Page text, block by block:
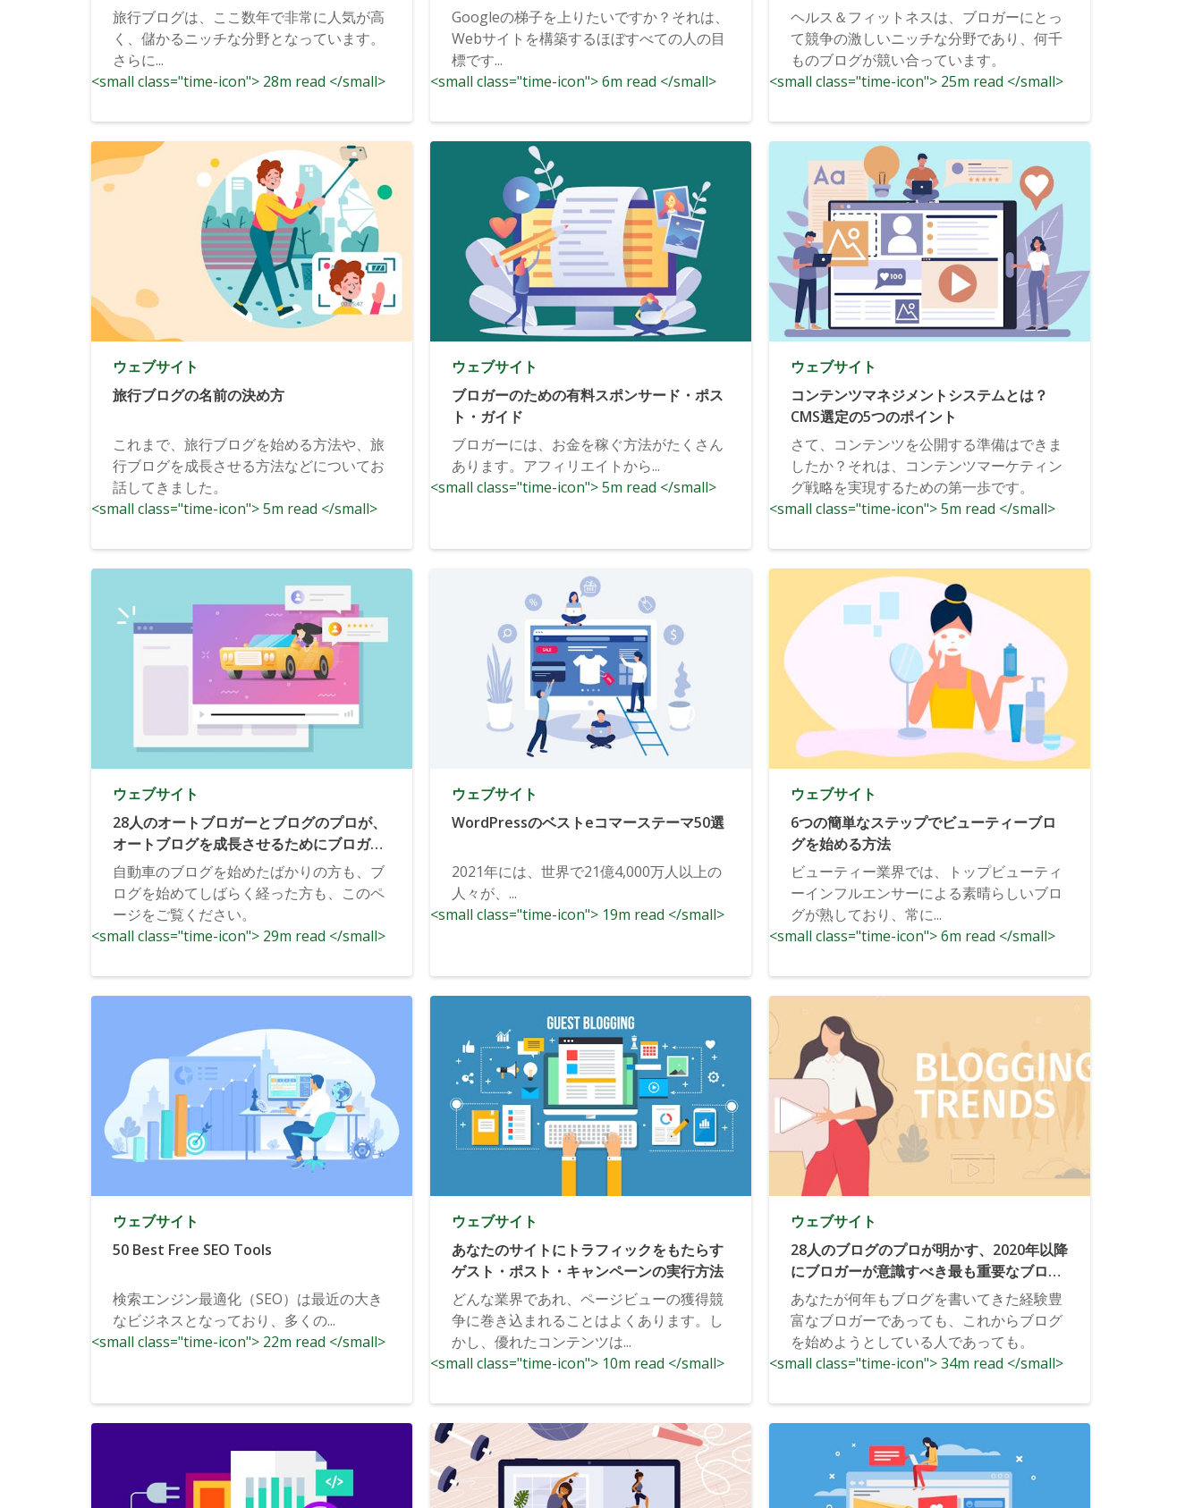
旅行ブログは、ここ数年で非常に人気が高
く、儲かるニッチな分野となっています。
さらに...
<small class="time-icon"> 28m read </small>
Googleの梯子を上りたいですか？それは、
Webサイトを構築するほぼすべての人の目
標です...
<small class="time-icon"> 6m read </small>
めにブロガーができる1つのことを紹介し
ます。
ヘルス＆フィットネスは、ブロガーにとっ
て競争の激しいニッチな分野であり、何千
ものブログが競い合っています。
<small class="time-icon"> 25m read </small>
ウェブサイト
旅行ブログの名前の決め方
これまで、旅行ブログを始める方法や、旅
行ブログを成長させる方法などについてお
話してきました。
<small class="time-icon"> 5m read </small>
ウェブサイト
ブロガーのための有料スポンサード・ポス
ト・ガイド
ブロガーには、お金を稼ぐ方法がたくさん
あります。アフィリエイトから...
<small class="time-icon"> 5m read </small>
ウェブサイト
コンテンツマネジメントシステムとは？
CMS選定の5つのポイント
さて、コンテンツを公開する準備はできま
したか？それは、コンテンツマーケティン
グ戦略を実現するための第一歩です。
<small class="time-icon"> 5m read </small>
ウェブサイト
28人のオートブロガーとブログのプロが、
オートブログを成長させるためにブロガー
ができる1つのことを教えてくれました。
自動車のブログを始めたばかりの方も、ブ
ログを始めてしばらく経った方も、このペ
ージをご覧ください。
<small class="time-icon"> 29m read </small>
ウェブサイト
WordPressのベストeコマーステーマ50選
2021年には、世界で21億4,000万人以上の
人々が、...
<small class="time-icon"> 19m read </small>
ウェブサイト
6つの簡単なステップでビューティーブロ
グを始める方法
ビューティー業界では、トップビューティ
ーインフルエンサーによる素晴らしいブロ
グが熟しており、常に...
<small class="time-icon"> 6m read </small>
ウェブサイト
50 Best Free SEO Tools
検索エンジン最適化（SEO）は最近の大き
なビジネスとなっており、多くの...
<small class="time-icon"> 22m read </small>
ウェブサイト
あなたのサイトにトラフィックをもたらす
ゲスト・ポスト・キャンペーンの実行方法
どんな業界であれ、ページビューの獲得競
争に巻き込まれることはよくあります。し
かし、優れたコンテンツは...
<small class="time-icon"> 10m read </small>
ウェブサイト
28人のブログのプロが明かす、2020年以降
にブロガーが意識すべき最も重要なブログ
のトレンド
あなたが何年もブログを書いてきた経験豊
富なブロガーであっても、これからブログ
を始めようとしている人であっても。
<small class="time-icon"> 34m read </small>